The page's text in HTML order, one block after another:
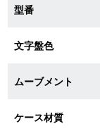
型番
文字盤色
ムーブメント
ケース材質